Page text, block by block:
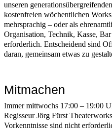
unseren
kostenfreien wöchentlichen
mehrsprachig – oder als
Organisation, Technik, Kasse,
erforderlich. Entscheidend sind
daran, gemeinsam etwas zu
Mitmachen
Immer mittwochs 17:00 – 19:00
Regisseur Jörg Fürst
Vorkenntnisse sind nicht